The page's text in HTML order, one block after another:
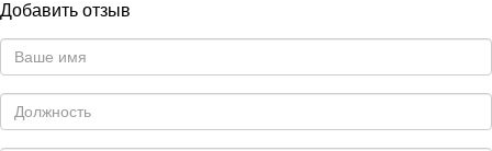
Добавить отзыв